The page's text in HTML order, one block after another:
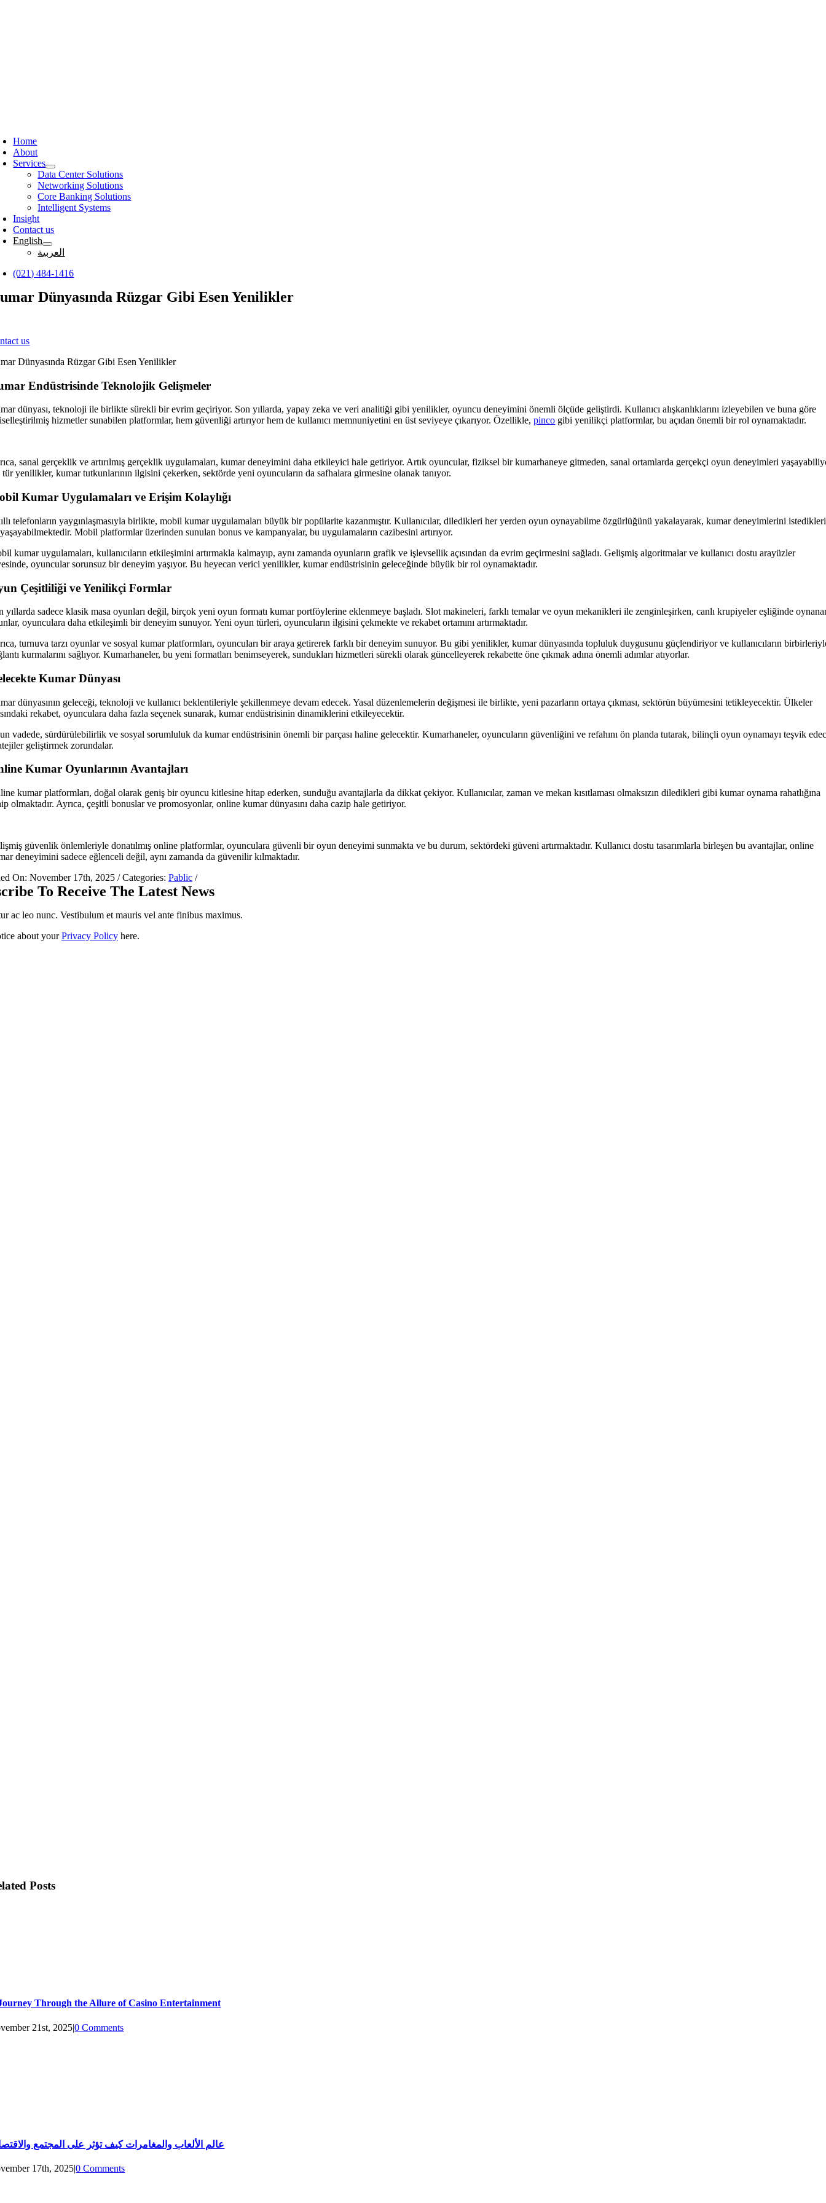
Home
About
Services
Data Center Solutions
Networking Solutions
Core Banking Solutions
Intelligent Systems
Insight
Contact us
English
العربية
(021) 484-1416
Dünyasında Rüzgar Gibi Esen Yenilikler
us
Dünyasında Rüzgar Gibi Esen Yenilikler
Endüstrisinde Teknolojik Gelişmeler
dünyası, teknoloji ile birlikte sürekli bir evrim geçiriyor. Son yıllarda, yapay zeka ve veri analitiği gibi yenilikler, oyuncu deneyimini önemli ölçüde geliştirdi. Kullanıcı alışkanlıklarını izleyebilen ve buna göre
hizmetler sunabilen platformlar, hem güvenliği artırıyor hem de kullanıcı memnuniyetini en üst seviyeye çıkarıyor. Özellikle,pinco gibi yenilikçi platformlar, bu açıdan önemli bir rol oynamaktadır.
sanal gerçeklik ve artırılmış gerçeklik uygulamaları, kumar deneyimini daha etkileyici hale getiriyor. Artık oyuncular, fiziksel bir kumarhaneye gitmeden, sanal ortamlarda gerçekçi oyun deneyimleri
yenilikler, kumar tutkunlarının ilgisini çekerken, sektörde yeni oyuncuların da safhalara girmesine olanak tanıyor.
Kumar Uygulamaları ve Erişim Kolaylığı
telefonların yaygınlaşmasıyla birlikte, mobil kumar uygulamaları büyük bir popülarite kazanmıştır. Kullanıcılar, diledikleri her yerden oyun oynayabilme özgürlüğünü yakalayarak, kumar deneyimlerini istedikleri
Mobil platformlar üzerinden sunulan bonus ve kampanyalar, bu uygulamaların cazibesini artırıyor.
kumar uygulamaları, kullanıcıların etkileşimini artırmakla kalmayıp, aynı zamanda oyunların grafik ve işlevsellik açısından da evrim geçirmesini sağladı. Gelişmiş algoritmalar ve kullanıcı dostu arayüzler
oyuncular sorunsuz bir deneyim yaşıyor. Bu heyecan verici yenilikler, kumar endüstrisinin geleceğinde büyük bir rol oynamaktadır.
Çeşitliliği ve Yenilikçi Formlar
yıllarda sadece klasik masa oyunları değil, birçok yeni oyun formatı kumar portföylerine eklenmeye başladı. Slot makineleri, farklı temalar ve oyun mekanikleri ile zenginleşirken, canlı krupiyeler eşliğinde
oyunculara daha etkileşimli bir deneyim sunuyor. Yeni oyun türleri, oyuncuların ilgisini çekmekte ve rekabet ortamını artırmaktadır.
turnuva tarzı oyunlar ve sosyal kumar platformları, oyuncuları bir araya getirerek farklı bir deneyim sunuyor. Bu gibi yenilikler, kumar dünyasında topluluk duygusunu güçlendiriyor ve kullanıcıların
kurmalarını sağlıyor. Kumarhaneler, bu yeni formatları benimseyerek, sundukları hizmetleri sürekli olarak güncelleyerek rekabette öne çıkmak adına önemli adımlar atıyorlar.
Kumar Dünyası
dünyasının geleceği, teknoloji ve kullanıcı beklentileriyle şekillenmeye devam edecek. Yasal düzenlemelerin değişmesi ile birlikte, yeni pazarların ortaya çıkması, sektörün büyümesini tetikleyecektir. Ülkeler
rekabet, oyunculara daha fazla seçenek sunarak, kumar endüstrisinin dinamiklerini etkileyecektir.
vadede, sürdürülebilirlik ve sosyal sorumluluk da kumar endüstrisinin önemli bir parçası haline gelecektir. Kumarhaneler, oyuncuların güvenliğini ve refahını ön planda tutarak, bilinçli oyun oynamayı teşvik
geliştirmek zorundalar.
Kumar Oyunlarının Avantajları
kumar platformları, doğal olarak geniş bir oyuncu kitlesine hitap ederken, sunduğu avantajlarla da dikkat çekiyor. Kullanıcılar, zaman ve mekan kısıtlaması olmaksızın diledikleri gibi kumar oynama rahatlığına
olmaktadır. Ayrıca, çeşitli bonuslar ve promosyonlar, online kumar dünyasını daha cazip hale getiriyor.
güvenlik önlemleriyle donatılmış online platformlar, oyunculara güvenli bir oyun deneyimi sunmakta ve bu durum, sektördeki güveni artırmaktadır. Kullanıcı dostu tasarımlarla birleşen bu avantajlar, online
deneyimini sadece eğlenceli değil, aynı zamanda da güvenilir kılmaktadır.
On: November 17th, 2025/Categories: Pablic/
To Receive The Latest News
ac leo nunc. Vestibulum et mauris vel ante finibus maximus.
about yourPrivacy Policy here.
Posts
Through the Allure of Casino Entertainment
21st, 2025|0 Comments
عالم الألعاب والمغامرات كيف تؤثر على المجتمع
17th, 2025|0 Comments